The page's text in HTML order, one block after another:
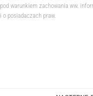
pod warunkiem zachowania ww.
i o posiadaczach praw.